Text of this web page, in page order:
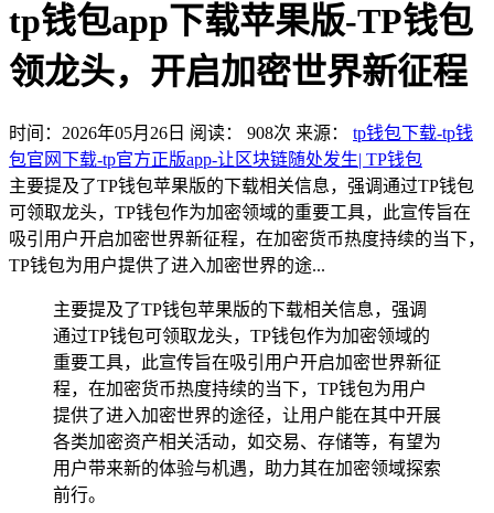
tp钱包app下载苹果版-TP钱包
领龙头，开启加密世界新征程
时间：2026年05月26日 阅读： 908次 来源： tp钱包下载-tp钱
包官网下载-tp官方正版app-让区块链随处发生| TP钱包
主要提及了TP钱包苹果版的下载相关信息，强调通过TP钱包
可领取龙头，TP钱包作为加密领域的重要工具，此宣传旨在
吸引用户开启加密世界新征程，在加密货币热度持续的当下，
TP钱包为用户提供了进入加密世界的途...
主要提及了TP钱包苹果版的下载相关信息，强调
通过TP钱包可领取龙头，TP钱包作为加密领域的
重要工具，此宣传旨在吸引用户开启加密世界新征
程，在加密货币热度持续的当下，TP钱包为用户
提供了进入加密世界的途径，让用户能在其中开展
各类加密资产相关活动，如交易、存储等，有望为
用户带来新的体验与机遇，助力其在加密领域探索
前行。